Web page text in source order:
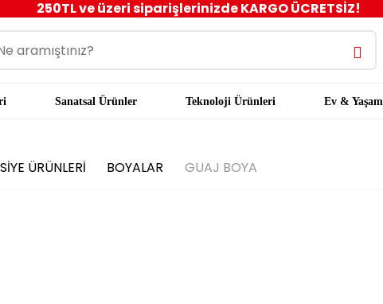
250TL ve üzeri siparişlerinizde KARGO ÜCRETSİZ!
Sanatsal Ürünler Teknoloji Ürünleri Ev & Yaşam
ÜRÜNLERİ BOYALAR GUAJ BOYA